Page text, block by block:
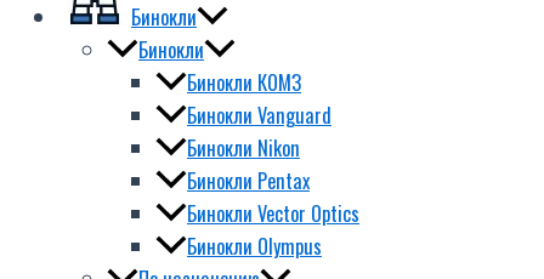
Бинокли
Бинокли
Бинокли КОМЗ
Бинокли Vanguard
Бинокли Nikon
Бинокли Pentax
Бинокли Vector Optics
Бинокли Olympus